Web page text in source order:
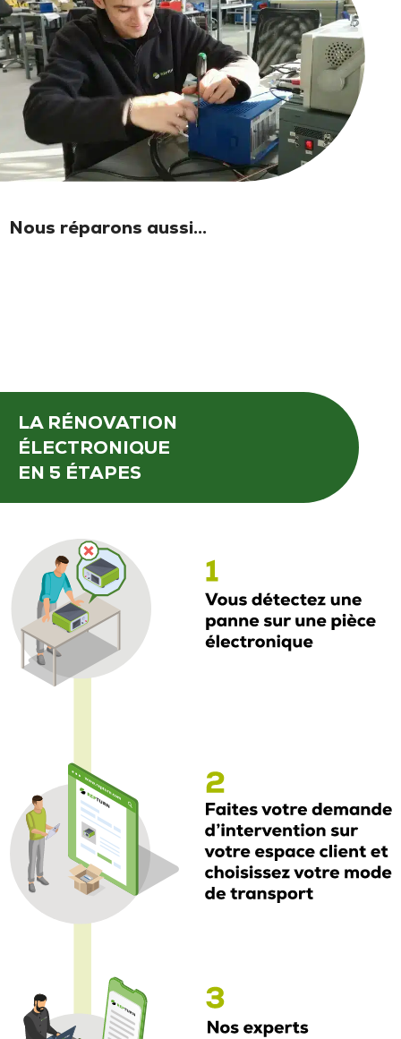
Nous réparons aussi...
LA RÉNOVATION
ÉLECTRONIQUE
EN 5 ÉTAPES